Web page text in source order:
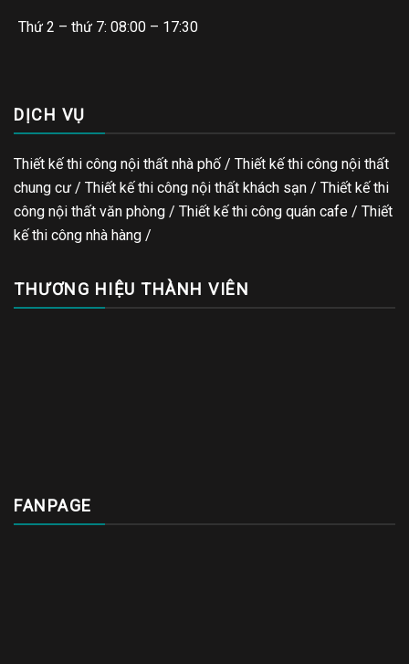
Thứ 2 – thứ 7: 08:00 – 17:30
DỊCH VỤ
Thiết kế thi công nội thất nhà phố / Thiết kế thi công nội thất
chung cư / Thiết kế thi công nội thất khách sạn / Thiết kế thi
công nội thất văn phòng / Thiết kế thi công quán cafe / Thiết
kế thi công nhà hàng /
THƯƠNG HIỆU THÀNH VIÊN
FANPAGE